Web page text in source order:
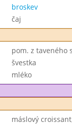
broskev
čaj
pom. z taveného
švestka
mléko
máslový